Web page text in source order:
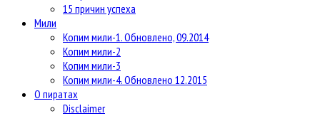
15 причин успеха
Мили
Копим мили-1. Обновлено, 09.2014
Копим мили-2
Копим мили-3
Копим мили-4. Обновлено 12.2015
О пиратах
Disclaimer